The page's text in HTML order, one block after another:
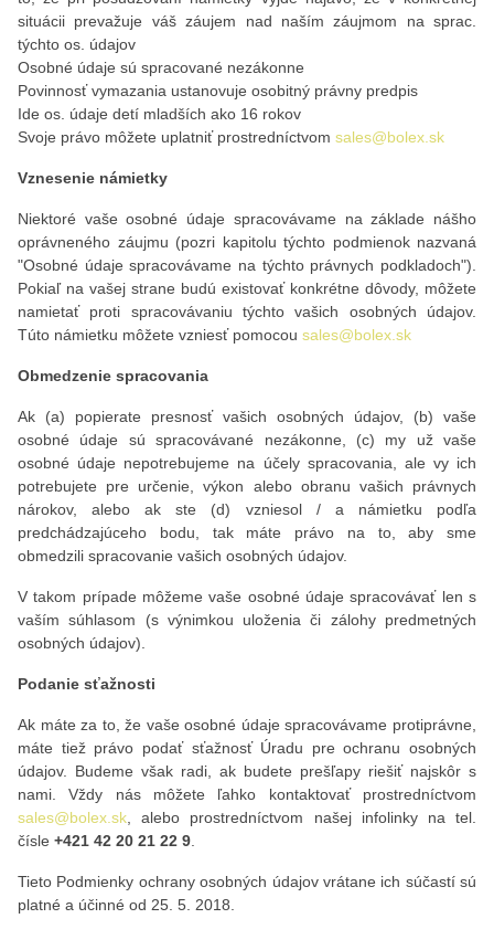
situácii prevažuje váš záujem nad naším záujmom na sprac.
týchto os. údajov
Osobné údaje sú spracované nezákonne
Povinnosť vymazania ustanovuje osobitný právny predpis
Ide os. údaje detí mladších ako 16 rokov
Svoje právo môžete uplatniť prostredníctvom sales@bolex.sk
Vznesenie námietky
Niektoré vaše osobné údaje spracovávame na základe nášho
oprávneného záujmu (pozri kapitolu týchto podmienok nazvaná
"Osobné údaje spracovávame na týchto právnych podkladoch").
Pokiaľ na vašej strane budú existovať konkrétne dôvody, môžete
namietať proti spracovávaniu týchto vašich osobných údajov.
Túto námietku môžete vzniesť pomocou sales@bolex.sk
Obmedzenie spracovania
Ak (a) popierate presnosť vašich osobných údajov, (b) vaše
osobné údaje sú spracovávané nezákonne, (c) my už vaše
osobné údaje nepotrebujeme na účely spracovania, ale vy ich
potrebujete pre určenie, výkon alebo obranu vašich právnych
nárokov, alebo ak ste (d) vzniesol / a námietku podľa
predchádzajúceho bodu, tak máte právo na to, aby sme
obmedzili spracovanie vašich osobných údajov.
V takom prípade môžeme vaše osobné údaje spracovávať len s
vaším súhlasom (s výnimkou uloženia či zálohy predmetných
osobných údajov).
Podanie sťažnosti
Ak máte za to, že vaše osobné údaje spracovávame protiprávne,
máte tiež právo podať sťažnosť Úradu pre ochranu osobných
údajov. Budeme však radi, ak budete prešľapy riešiť najskôr s
nami. Vždy nás môžete ľahko kontaktovať prostredníctvom
sales@bolex.sk , alebo prostredníctvom našej infolinky na tel.
čísle +421 42 20 21 22 9
Tieto Podmienky ochrany osobných údajov vrátane ich súčastí sú
platné a účinné od 25. 5. 2018.